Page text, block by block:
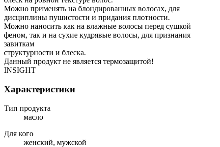
Можно применять на блондированных волосах, для
дисциплины пушистости и придания плотности.
Можно наносить как на влажные волосы перед сушкой
феном, так и на сухие кудрявые волосы, для признания
завиткам
структурности и блеска.
Данный продукт не является термозащитой!
INSIGHT
Характеристики
Тип продукта
масло
Для кого
женский, мужской